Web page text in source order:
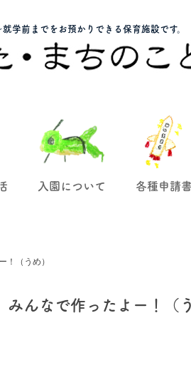
学前までをお預かりできる保育施設です。
入園について 各種申請書
！（うめ）
みんなで作ったよー！（